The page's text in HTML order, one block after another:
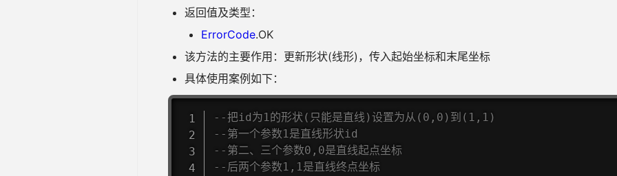
返回值及类型：
ErrorCode.OK
该方法的主要作用：更新形状(线形)，传入起始坐标和末尾坐标
具体使用案例如下：
--把id为1的形状(只能是直线)设置为从(0,0)到(1,1)
--第一个参数1是直线形状id
--第二、三个参数0,0是直线起点坐标
--后两个参数1,1是直线终点坐标